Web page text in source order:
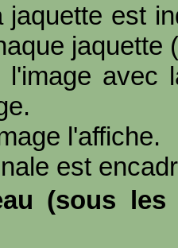
jaquette est
jaquette (
l'image avec
l'affiche.
est
(sous